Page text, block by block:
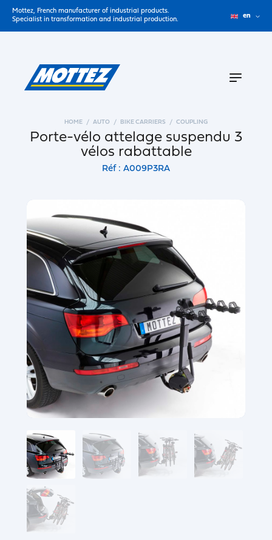
Mottez, French manufacturer of industrial products.
Specialist in transformation and industrial production.
en
HOME AUTO BIKE CARRIERS COUPLING
Porte-vélo attelage suspendu 3
vélos rabattable
Réf : A009P3RA